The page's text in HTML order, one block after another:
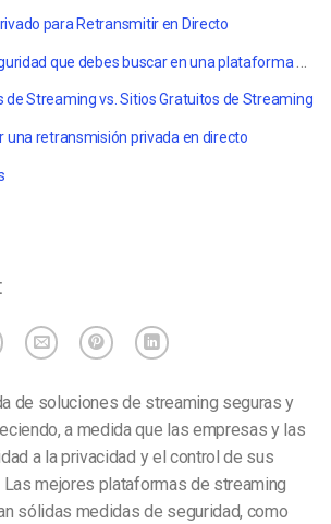
para Retransmitir en Directo
Características de seguridad que debes buscar en una plataforma de streaming privada
Streaming vs. Sitios Gratuitos de Streaming
una retransmisión privada en directo
de soluciones de streaming seguras y
a medida que las empresas y las
a la privacidad y el control de sus
Las mejores plataformas de streaming
sólidas medidas de seguridad, como